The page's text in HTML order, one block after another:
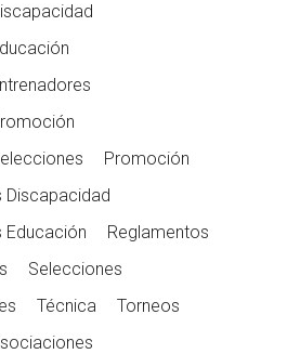
Promoción
Discapacidad
Reglamentos
Selecciones
Técnica
Torneos